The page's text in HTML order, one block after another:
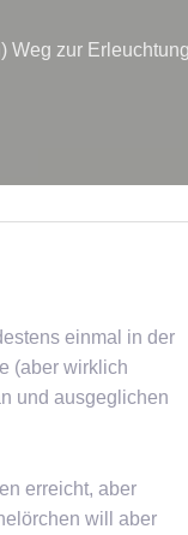
Weg zur Erleuchtung
einmal in der
(aber wirklich
und ausgeglichen
erreicht, aber
will aber